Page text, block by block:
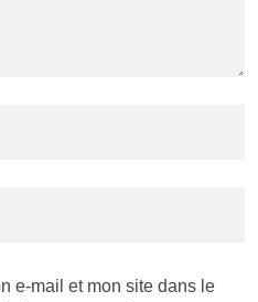
e-mail et mon site dans le